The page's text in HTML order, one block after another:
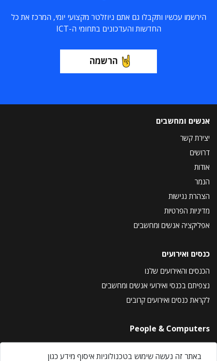
הירשמו עכשיו ותקבלו גם אתם ניוזלטר מקצועי יומי, המרכז את כל
החדשות והעדכונים בתחומי ה-ICT
הרשמה
אנשים ומחשבים
יצירת קשר
דרושים
אודות
הנמר
הצהרת נגישות
מדיניות הפרטיות
אפליקציה אנשים ומחשבים
כנסים ואירועים
הכנסים והאירועים שלנו
נצפיתם בכנסי ואירועי אנשים ומחשבים
לקראת כנסים ואירועים קרובים
People & Computers
About Us
באתר זה נעשה שימוש בטכנולוגיות איסוף מידע כגון